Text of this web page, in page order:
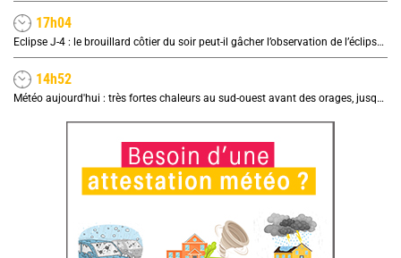
17h04
Eclipse J-4 : le brouillard côtier du soir peut-il gâcher l’observation de l’éclipse à la plage ?
14h52
Météo aujourd'hui : très fortes chaleurs au sud-ouest avant des orages, jusqu'à 39°C